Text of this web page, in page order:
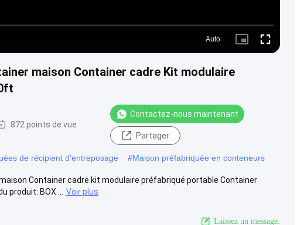
Auto
Picture- Fullscreen
maison Container cadre Kit modulaire
872 points de vue
Contactez-nous maintenant
Partager
de récipient d'entreposage #Maison préfabriquée en conteneurs
Container cadre kit modulaire préfabriqué portable Container
BOX ...
Voir plus
Laissez un message.